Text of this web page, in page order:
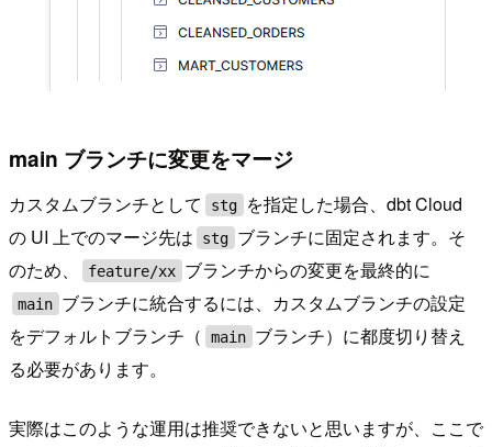
main ブランチに変更をマージ
カスタムブランチとして stg
を指定した場合、dbt Cloud
の UI 上でのマージ先は
stg ブランチに固定されます。そ
のため、
feature/xx ブランチからの変更を最終的に
main ブランチに統合するには、カスタムブランチの設定
をデフォルトブランチ（
main ブランチ）に都度切り替え
る必要があります。
実際はこのような運用は推奨できないと思いますが、ここで